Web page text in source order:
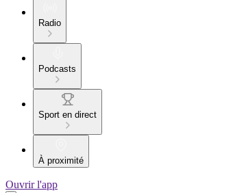
Radio
Podcasts
Sport en direct
À proximité
Ouvrir l'app